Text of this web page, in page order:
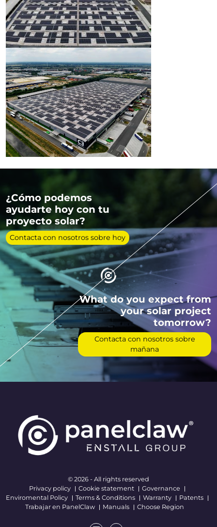
¿Cómo podemos
ayudarte hoy con tu
proyecto solar?
Contacta con nosotros sobre hoy
What do you expect from
your solar project
tomorrow?
Contacta con nosotros sobre
mañana
© 2026 - All rights reserved
Privacy policy
Cookie statement
Governance
Enviromental Policy
Terms & Conditions Warranty
Patents
Trabajar en PanelClaw
Manuals Choose Region